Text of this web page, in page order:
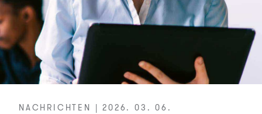
NACHRICHTEN | 2026. 03. 06.